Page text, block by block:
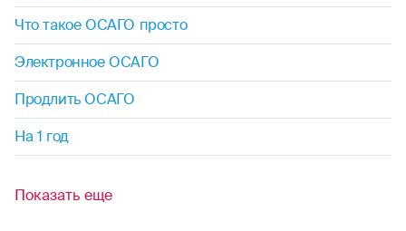
Что такое ОСАГО просто
Электронное ОСАГО
Продлить ОСАГО
На 1 год
Показать еще